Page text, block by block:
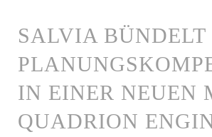
SALVIA BÜNDELT
IN EINER NEUEN
QUADRION